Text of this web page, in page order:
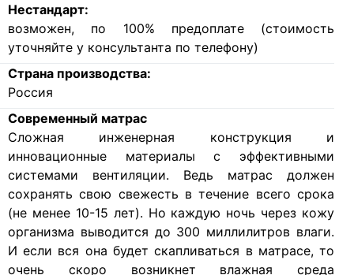
Нестандарт:
возможен, по 100% предоплате (стоимость
уточняйте у консультанта по телефону)
Страна производства:
Россия
Современный матрас
Cложная инженерная конструкция и
инновационные материалы с эффективными
системами вентиляции. Ведь матрас должен
сохранять свою свежесть в течение всего срока
(не менее 10-15 лет). Но каждую ночь через кожу
организма выводится до 300 миллилитров влаги.
И если вся она будет скапливаться в матрасе, то
очень скоро возникнет влажная среда